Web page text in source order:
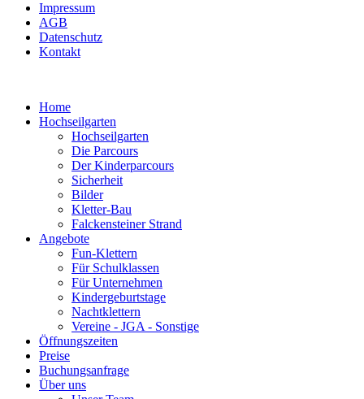
Impressum
AGB
Datenschutz
Kontakt
Home
Hochseilgarten
Hochseilgarten
Die Parcours
Der Kinderparcours
Sicherheit
Bilder
Kletter-Bau
Falckensteiner Strand
Angebote
Fun-Klettern
Für Schulklassen
Für Unternehmen
Kindergeburtstage
Nachtklettern
Vereine - JGA - Sonstige
Öffnungszeiten
Preise
Buchungsanfrage
Über uns